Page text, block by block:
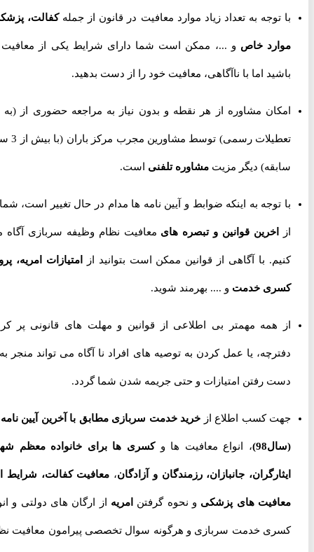
با توجه به تعداد زیاد موارد معافیت در قانون از جملهکفالت، پزشکی،
موارد خاصو ...، ممکن است شما دارای شرایط یکی از معافیت ها
باشید اما با ناآگاهی، معافیت خود را از دست بدهید.
امکان مشاوره از هر نقطه و بدون نیاز به مراجعه حضوری از (به جز
تعطیلات رسمی) توسط مشاورین مجرب مرکز باران (با بیش از 3 سال
سابقه) دیگر مزیت مشاوره تلفنیاست.
با توجه به اینکه ضوابط و آیین نامه ها مدام در حال تغییر است، شما را
اخرین قوانین و تبصره هایمعافیت نظام وظیفه سربازی آگاه می
کنیم. با آگاهی از قوانین ممکن است بتوانید ازامتیازات امریه، پروژه
کسری خدمتو .... بهرمند شوید.
از همه مهمتر بی اطلاعی از قوانین و مهلت های قانونی پر کردن
دفترچه، یا عمل کردن به توصیه های افراد نا آگاه می تواند منجر به از
دست رفتن امتیازات و حتی جریمه شدن شما گردد.
جهت کسب اطلاع ازخرید خدمت سربازی مطابق با آخرین آیین نامه ها
(سال98) ، انواع معافیت ها و کسری ها برای خانواده معظم شهدا،
ایثارگران، جانبازان، رزمندگان و آزادگان،معافیت کفالت، شرایط اخذ
معافیت های پزشکیو نحوه گرفتن امریهاز ارگان های دولتی و انواع
کسری خدمت سربازی و هرگونه سوال تخصصی پیرامون معافیت نظام